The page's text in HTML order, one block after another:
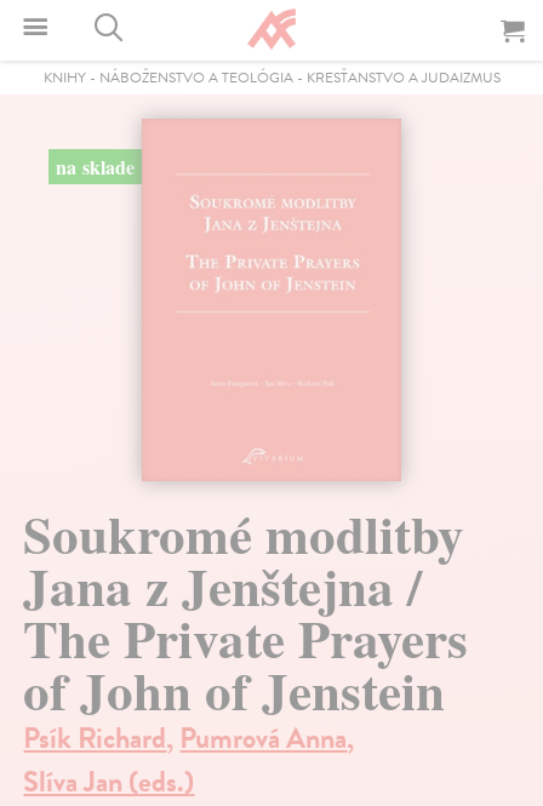
KNIHY- NÁBOŽENSTVO A TEOLÓGIA- KRESŤANSTVO A JUDAIZMUS
na sklade
Soukromé modlitby
Jana z Jenštejna /
The Private Prayers
of John of Jenstein
Psík Richard,Pumrová Anna,
Slíva Jan (eds.)